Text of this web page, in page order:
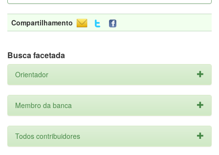
Compartilhamento
Busca facetada
Orientador
Membro da banca
Todos contribuidores